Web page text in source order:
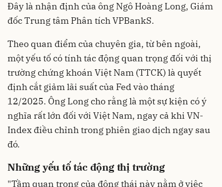
Đây là nhận định của ông Ngô Hoàng Long, Giám
đốc Trung tâm Phân tích VPBankS.
Theo quan điểm của chuyên gia, từ bên ngoài,
một yếu tố có tính tác động quan trọng đối với thị
trường chứng khoán Việt Nam (TTCK) là quyết
định cắt giảm lãi suất của Fed vào tháng
12/2025. Ông Long cho rằng là một sự kiện có ý
nghĩa rất lớn đối với Việt Nam, ngay cả khi VN-
Index điều chỉnh trong phiên giao dịch ngay sau
đó.
Những yếu tố tác động thị trường
"Tầm quan trọng của động thái này nằm ở việc